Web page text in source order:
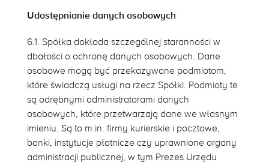
Udostępnianie danych osobowych
6.1. Spółka dokłada szczególnej staranności w
dbałości o ochronę danych osobowych. Dane
osobowe mogą być przekazywane podmiotom,
które świadczą usługi na rzecz Spółki. Podmioty te
są odrębnymi administratorami danych
osobowych, które przetwarzają dane we własnym
imieniu. Są to m.in. firmy kurierskie i pocztowe,
banki, instytucje płatnicze czy uprawnione organy
administracji publicznej, w tym Prezes Urzędu